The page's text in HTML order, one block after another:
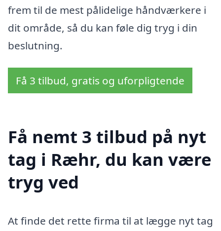
frem til de mest pålidelige håndværkere i
dit område, så du kan føle dig tryg i din
beslutning.
Få 3 tilbud, gratis og uforpligtende
Få nemt 3 tilbud på nyt
tag i Ræhr, du kan være
tryg ved
At finde det rette firma til at lægge nyt tag